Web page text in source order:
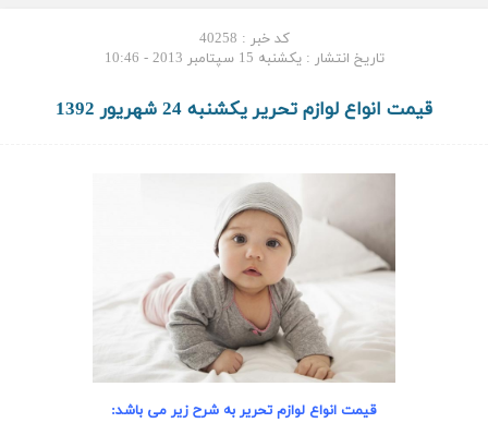
کد خبر : 40258
تاریخ انتشار : یکشنبه 15 سپتامبر 2013 - 10:46
قیمت انواع لوازم تحریر یکشنبه 24 شهریور 1392
قیمت انواع لوازم تحریر به شرح زیر می باشد: